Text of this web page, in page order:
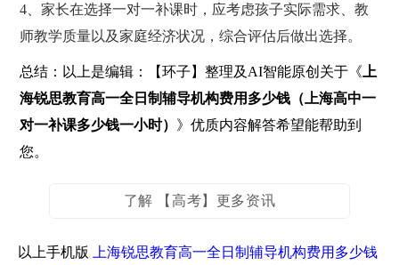
4、家长在选择一对一补课时，应考虑孩子实际需求、教
师教学质量以及家庭经济状况，综合评估后做出选择。
总结：以上是编辑：【环子】整理及AI智能原创关于《 上
海锐思教育高一全日制辅导机构费用多少钱（上海高中一
对一补课多少钱一小时） 》优质内容解答希望能帮助到
您。
了解 【高考】更多资讯
以上手机版
上海锐思教育高一全日制辅导机构费用多少钱